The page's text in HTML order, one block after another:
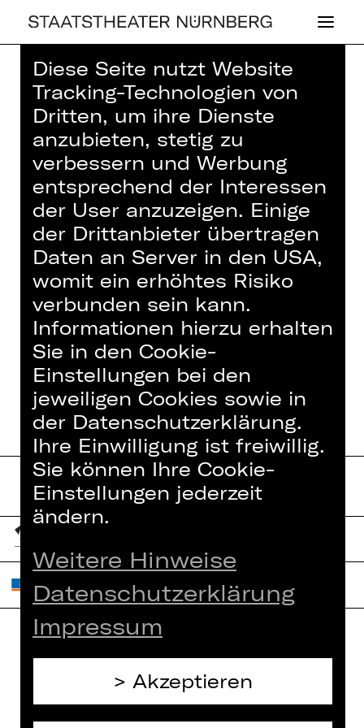
Home> Haus> Künstler*innen>
Rouven Pabst
OPER
ROUVEN PABST
Tänzer*in (Gast)
Tänzer
Home
Interner Bereich
ZVB/L
Diese Seite nutzt Website
Tracking-Technologien von
Dritten, um ihre Dienste
anzubieten, stetig zu
verbessern und Werbung
entsprechend der Interessen
der User anzuzeigen. Einige
der Drittanbieter übertragen
Daten an Server in den USA,
womit ein erhöhtes Risiko
verbunden sein kann.
Informationen hierzu erhalten
Sie in den Cookie-
Einstellungen bei den
jeweiligen Cookies sowie in
der Datenschutzerklärung.
Ihre Einwilligung ist freiwillig.
Sie können Ihre Cookie-
Einstellungen jederzeit
ändern.
Weitere Hinweise
Datenschutzerklärung
Impressum
Akzeptieren